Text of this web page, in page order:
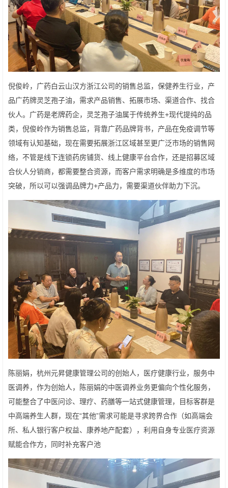
倪俊岭，广药白云山汉方浙江公司的销售总监，保健养生行业，产
品广药牌灵芝孢子油，需求产品销售、拓展市场、渠道合作、找合
伙人。广药是老牌药企，灵芝孢子油属于传统养生+现代提纯的品
类，倪俊岭作为销售总监，背靠广药品牌背书，产品在免疫调节等
领域有认知基础，现在需要拓展浙江区域甚至更广泛市场的销售网
络，不管是线下连锁药房铺货、线上健康平台合作，还是招募区域
合伙人分销商，都需要整合资源，而客户需求明确是多维度的市场
突破，所以可以强调品牌力+产品力，需要渠道伙伴助力下沉。
陈丽娟，杭州元昇健康管理公司的创始人，医疗健康行业，服务中
医调养，作为创始人，陈丽娟的中医调养业务更偏向个性化服务，
可能整合了中医问诊、理疗、药膳等一站式健康管理，目标客群是
中高端养生人群，现在“其他”需求可能是寻求跨界合作（如高端会
所、私人银行客户权益、康养地产配套），利用自身专业医疗资源
赋能合作方，同时补充客户池